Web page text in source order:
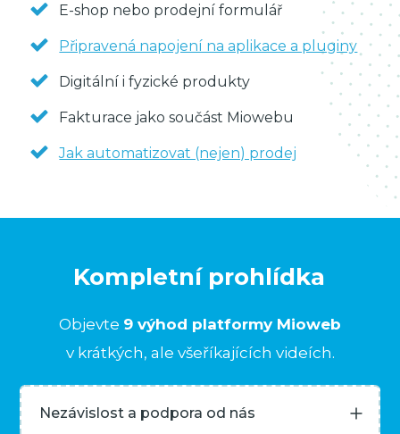
E-shop nebo prodejní formulář
Připravená napojení na aplikace a pluginy
Digitální i fyzické produkty
Fakturace jako součást Miowebu
Jak automatizovat (nejen) prodej
Kompletní prohlídka
Objevte 9 výhod platformy Mioweb
v krátkých, ale všeříkajících videích.
Nezávislost a podpora od nás